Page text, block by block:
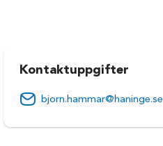
Kontaktuppgifter
bjorn.hammar@haninge.se